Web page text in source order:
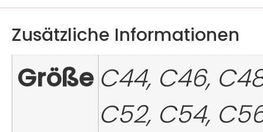
Zusätzliche Informationen
Größe C44, C46,
C52, C54,